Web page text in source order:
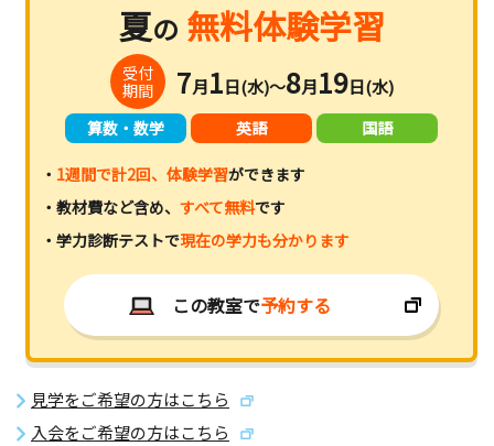
夏の 無料体験学習
受付
期間
7月1日(水)～8月19日(水)
算数・数学 英語 国語
・ 1週間で計2回、体験学習ができます
・教材費など含め、 すべて無料です
・学力診断テストで現在の学力も分かります
この教室で予約する
見学をご希望の方はこちら
入会をご希望の方はこちら